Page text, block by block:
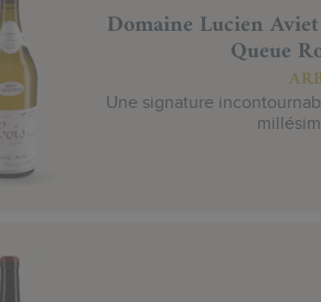
Domaine Lucien
Queue
Une signature